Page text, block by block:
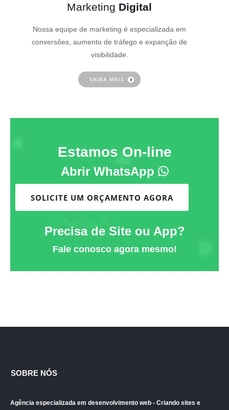
Marketing Digital
Nossa equipe de marketing é especializada em
conversões, aumento de tráfego e expanção de
visibilidade.
SAIBA MAIS
Estamos On-line
Abrir WhatsApp
SOLICITE UM ORÇAMENTO AGORA
Precisa de Site ou App?
Fale conosco agora mesmo!
SOBRE NÓS
Agência especializada em desenvolvimento web - Criando sites e